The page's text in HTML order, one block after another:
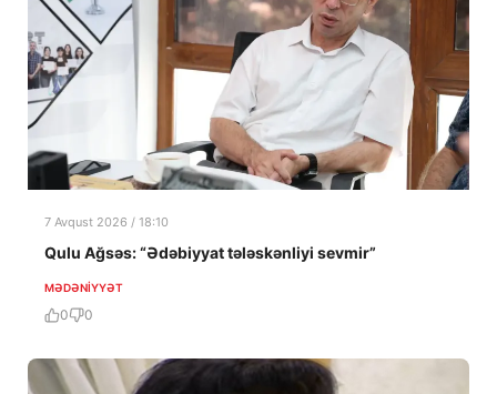
7 Avqust 2026 / 18:10
Qulu Ağsəs: “Ədəbiyyat tələskənliyi sevmir”
MƏDƏNIYYƏT
0 0